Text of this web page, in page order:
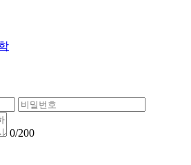
0/200